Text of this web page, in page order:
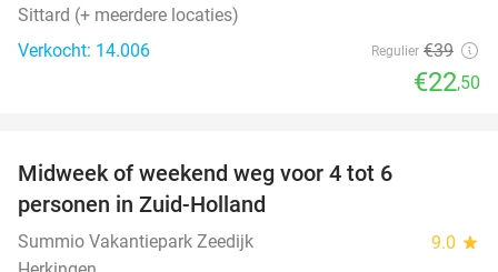
Sittard (+ meerdere locaties)
Verkocht: 14.006
Regulier €39
€22,50
Midweek of weekend weg voor 4 tot 6
personen in Zuid-Holland
Summio Vakantiepark Zeedijk 9.0 star